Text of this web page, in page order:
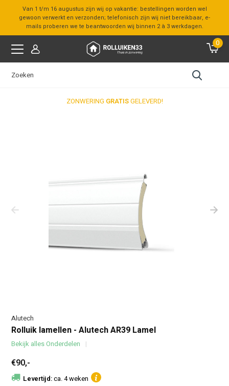
Van 1 t/m 16 augustus zijn wij op vakantie: bestellingen worden wel
gewoon verwerkt en verzonden; telefonisch zijn wij niet bereikbaar, e-
mails proberen we te beantwoorden wij binnen 2 à 3 werkdagen.
0
ZONWERING GRATISGELEVERD!
Alutech
Rolluik lamellen - Alutech AR39 Lamel
Bekijk alles Onderdelen
€90,-
Levertijd:ca. 4 weken